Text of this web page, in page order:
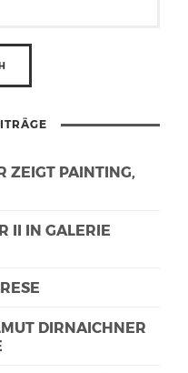
ZEIGT PAINTING,
II IN GALERIE
DIRNAICHNER